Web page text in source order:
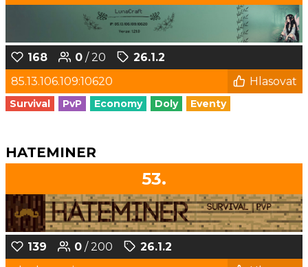
168 0 / 20
26.1.2
85.13.106.109:10620
Hlasovat
Survival PvP Economy Doly Eventy
HATEMINER
53.
139 0 / 200
26.1.2